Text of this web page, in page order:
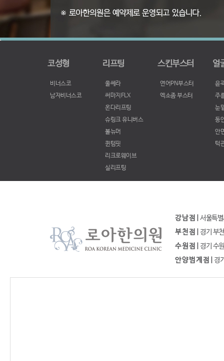
코성형
비너스코
남자비너스코
리프팅
울쎄라
써마지FLX
온다리프팅
슈링크 유니버스
볼뉴머
퀸텀핏
리크로웨이브
실리프팅
스킨부스터
연어PN부스터
엑소좀 부스터
얼
윤
주
눈
동
안
턱
강 남 점 |
서울특
부 천 점 |
경기 부
수 원 점 |
경기 수
안 양 범 계 점 |
경